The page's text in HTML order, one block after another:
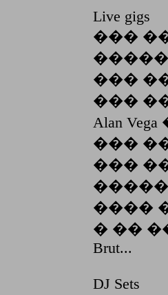
Live gigs
���
���
���
Alan
���
���
����
� ��
Brut...
DJ Sets